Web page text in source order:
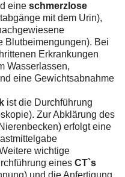
eine schmerzlose
mit dem Urin),
Blutbeimengungen). Bei
Erkrankungen
Wasserlassen,
eine Gewichtsabnahme
ist die Durchführung
Zur Abklärung des
erfolgt eine
wichtige
eines CT`s
und die Anfertigung